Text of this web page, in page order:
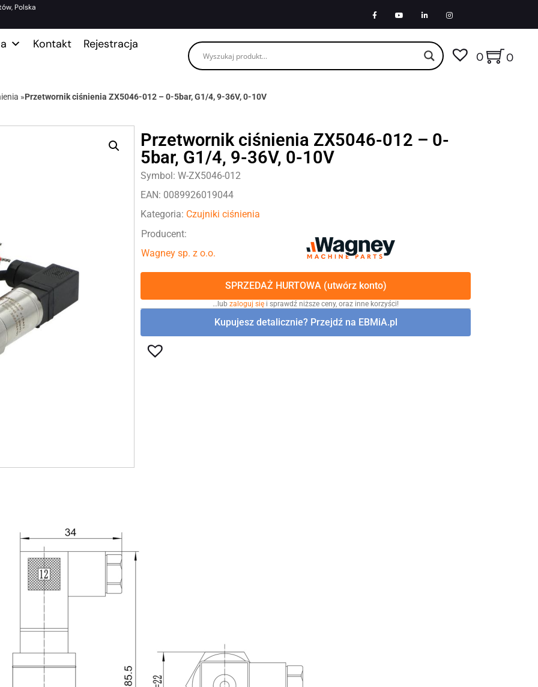
Polska
Kontakt
Rejestracja
0
0
»Przetwornik ciśnienia ZX5046-012 – 0-5bar, G1/4, 9-36V, 0-10V
Przetwornik ciśnienia ZX5046-012 – 0-
5bar, G1/4, 9-36V, 0-10V
Symbol: W-ZX5046-012
EAN: 0089926019044
Kategoria: Czujniki ciśnienia
Producent:
Wagney sp. z o.o.
SPRZEDAŻ HURTOWA (utwórz konto)
…lub zaloguj się i sprawdź niższe ceny, oraz inne korzyści!
Kupujesz detalicznie? Przejdź na EBMiA.pl